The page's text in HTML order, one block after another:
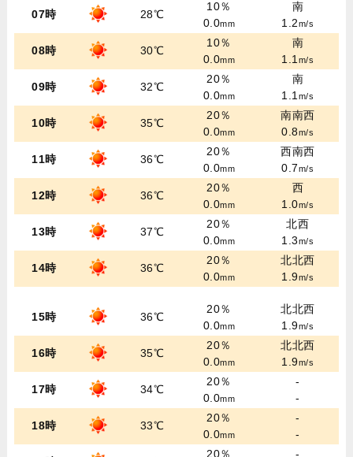
07時 28℃
10％
0.0mm
南
1.2m/s
08時 30℃
10％
0.0mm
南
1.1m/s
09時 32℃
20％
0.0mm
南
1.1m/s
10時 35℃
20％
0.0mm
南南西
0.8m/s
11時 36℃
20％
0.0mm
西南西
0.7m/s
12時 36℃
20％
0.0mm
西
1.0m/s
13時 37℃
20％
0.0mm
北西
1.3m/s
14時 36℃
20％
0.0mm
北北西
1.9m/s
15時 36℃
20％
0.0mm
北北西
1.9m/s
16時 35℃
20％
0.0mm
北北西
1.9m/s
17時 34℃
20％
0.0mm
-
-
18時 33℃
20％
0.0mm
-
-
20％
-